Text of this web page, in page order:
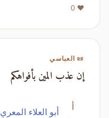
❤️ 0
📜 العباسي
إن عذب المين بأفواهكم
أ أبو العلاء المعري